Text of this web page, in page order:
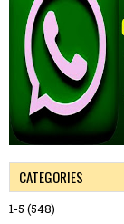
CATEGORIES
1-5 (548)